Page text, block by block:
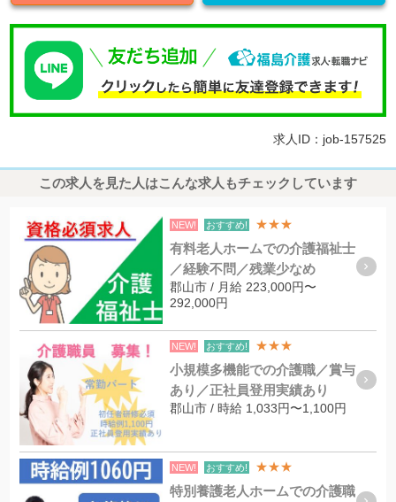
求人ID：job-157525
この求人を見た人はこんな求人もチェックしています
NEW! おすすめ! ★★★
有料老人ホームでの介護福祉士
／経験不問／残業少なめ
郡山市 / 月給 223,000円〜
292,000円
NEW! おすすめ! ★★★
小規模多機能での介護職／賞与
あり／正社員登用実績あり
郡山市 / 時給 1,033円〜1,100円
NEW! おすすめ! ★★★
特別養護老人ホームでの介護職